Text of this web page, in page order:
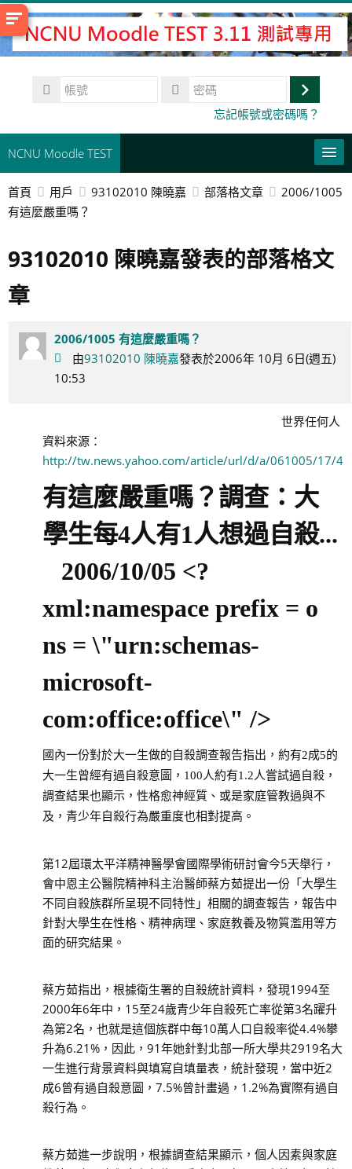
跳
至
主
登
忘記帳號或密碼嗎？
NCNU Moodle TEST
常用連結
搜
首頁 用戶 93102010 陳曉嘉 部落格文章
2006/1005
有這麼嚴重嗎？
93102010 陳曉嘉發表的部落格文
章
2006/1005 有這麼嚴重嗎？
由93102010 陳曉嘉發表於2006年 10月 6日(週五)
10:53
世界任何人
資料來源：
http://tw.news.yahoo.com/article/url/d/a/061005/17/
有這麼嚴重嗎？調查：大
學生每4人有1人想過自殺...
2006/10/05 <?
xml:namespace prefix = o
ns = \"urn:schemas-
microsoft-
com:office:office\" />
國內一份對於大一生做的自殺調查報告指出，約有2成5的
大一生曾經有過自殺意圖，100人約有1.2人嘗試過自殺，
調查結果也顯示，性格愈神經質、或是家庭管教過與不
及，青少年自殺行為嚴重度也相對提高。
第12屆環太平洋精神醫學會國際學術研討會今5天舉行，
會中恩主公醫院精神科主治醫師蔡方茹提出一份「大學生
不同自殺族群所呈現不同特性」相關的調查報告，報告中
針對大學生在性格、精神病理、家庭教養及物質濫用等方
面的研究結果。
蔡方茹指出，根據衛生署的自殺統計資料，發現1994至
2000年6年中，15至24歲青少年自殺死亡率從第3名躍升
為第2名，也就是這個族群中每10萬人口自殺率從4.4%攀
升為6.21%，因此，91年她針對北部一所大學共2919名大
一生進行背景資料與填寫自填量表，統計發現，當中近2
成6曾有過自殺意圖，7.5%曾計畫過，1.2%為實際有過自
殺行為。
蔡方茹進一步說明，根據調查結果顯示，個人因素與家庭